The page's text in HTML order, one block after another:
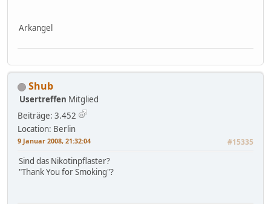
Arkangel
Shub
Usertreffen Mitglied
Beiträge: 3.452
Location: Berlin
9 Januar 2008, 21:32:04 #15335
Sind das Nikotinpflaster?
"Thank You for Smoking"?